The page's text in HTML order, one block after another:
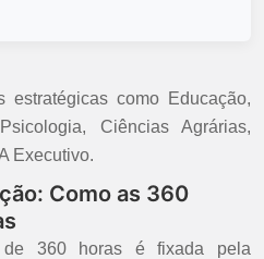
como Educação,
Ciências Agrárias,
Executivo.
Como as 360
360 horas é fixada pela